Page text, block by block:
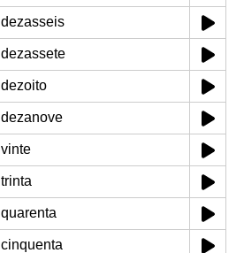
dezasseis
dezassete
dezoito
dezanove
vinte
trinta
quarenta
cinquenta